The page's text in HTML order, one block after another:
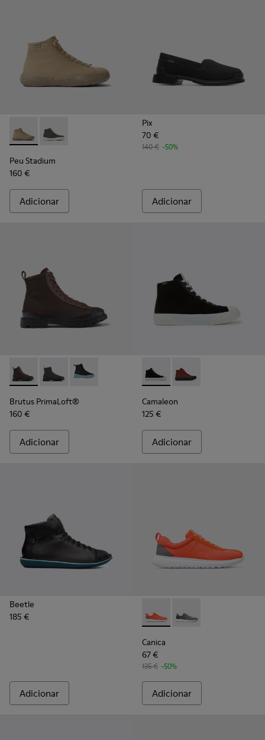
Peu Stadium - K400624-005 - Ténis beges para mulher
Peu Stadium - K400624-004
Peu Stadium
160 €
Adicionar
Pix
70 €
140 € -50%
Adicionar
Brutus PrimaLoft® - K400621-013 - Botas com atacadores
Brutus PrimaLoft® - K400621-010
Brutus PrimaLoft® - K400621-004
Brutus PrimaLoft®
160 €
Adicionar
Camaleon - K400615-001 -
Camaleon -
Camaleon
125 €
Adicionar
Beetle
185 €
Adicionar
Canica - K200763-003 -
Canica - K200763-
Canica
67 €
135 € -50%
Adicionar